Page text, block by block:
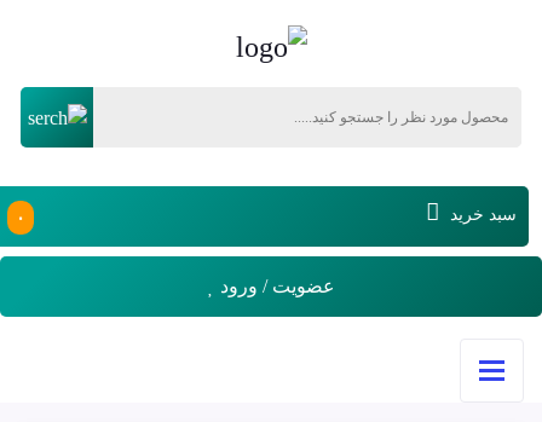
سبد خرید ۰
عضویت / ورود